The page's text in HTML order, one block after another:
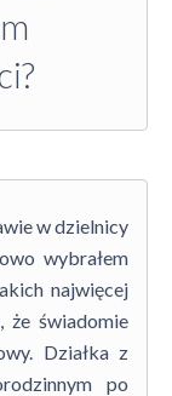
w dzielnicy
wybrałem
najwięcej
świadomie
Działka z
po